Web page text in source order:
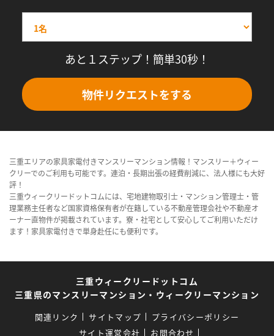
あと１ステップ！簡単30秒！
物件リクエストをする
三重エリアの家具家電付きマンスリーマンション情報！マンスリー＋ウィー
クリーでのご利用も可能です。連泊・長期出張の経費削減に、法人様にも大好
評！
三重ウィークリードットコムには、宅地建物取引士・マンション管理士・管
理業務主任者など国家資格保有者が在籍している不動産管理会社や不動産オ
ーナー直物件が掲載されています。寮・社宅として安心してご利用いただけ
ます！家具家電付きで単身赴任にも便利です。
三重ウィークリードットコム
三重県のマンスリーマンション・ウィークリーマンション
関連リンク サイトマップ
プライバシーポリシー
サイト運営会社
お問合わせ